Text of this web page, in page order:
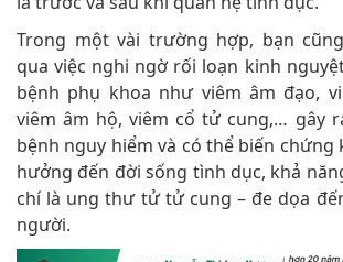
Trong một vài trường hợp, bạn
qua việc nghi ngờ rối loạn kinh
bệnh phụ khoa như viêm âm đạo,
viêm âm hộ, viêm cổ tử cung,… gây
bệnh nguy hiểm và có thể biến chứng
hưởng đến đời sống tình dục, khả
chí là ung thư tử tử cung – đe dọa
người.